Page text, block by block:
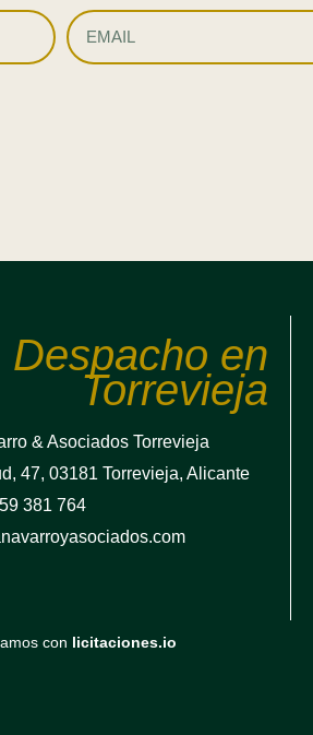
Despacho en
Torrevieja
& Asociados Torrevieja
47, 03181 Torrevieja, Alicante
381 764
con licitaciones.io